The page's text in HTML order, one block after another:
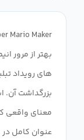
بهتر از مرور
معنای واقعی
عنوان کامل